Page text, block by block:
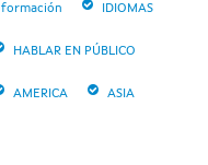
formación IDIOMAS
HABLAR EN PÚBLICO
AMERICA ASIA